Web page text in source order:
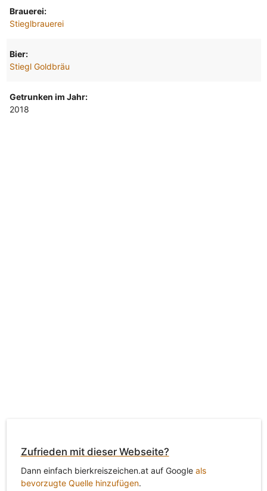
Brauerei:
Stieglbrauerei
Bier:
Stiegl Goldbräu
Getrunken im Jahr:
2018
Zufrieden mit dieser Webseite?
Dann einfach bierkreiszeichen.at auf Google als
bevorzugte Quelle hinzufügen.